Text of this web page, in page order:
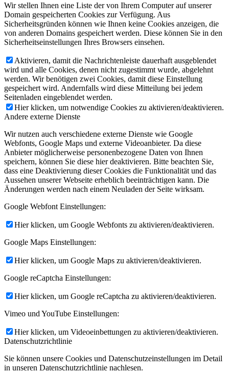
Wir stellen Ihnen eine Liste der von Ihrem Computer auf unserer
Domain gespeicherten Cookies zur Verfügung. Aus
Sicherheitsgründen können wie Ihnen keine Cookies anzeigen, die
von anderen Domains gespeichert werden. Diese können Sie in den
Sicherheitseinstellungen Ihres Browsers einsehen.
Aktivieren, damit die Nachrichtenleiste dauerhaft ausgeblendet
wird und alle Cookies, denen nicht zugestimmt wurde, abgelehnt
werden. Wir benötigen zwei Cookies, damit diese Einstellung
gespeichert wird. Andernfalls wird diese Mitteilung bei jedem
Seitenladen eingeblendet werden.
Hier klicken, um notwendige Cookies zu aktivieren/deaktivieren.
Andere externe Dienste
Wir nutzen auch verschiedene externe Dienste wie Google
Webfonts, Google Maps und externe Videoanbieter. Da diese
Anbieter möglicherweise personenbezogene Daten von Ihnen
speichern, können Sie diese hier deaktivieren. Bitte beachten Sie,
dass eine Deaktivierung dieser Cookies die Funktionalität und das
Aussehen unserer Webseite erheblich beeinträchtigen kann. Die
Änderungen werden nach einem Neuladen der Seite wirksam.
Google Webfont Einstellungen:
Hier klicken, um Google Webfonts zu aktivieren/deaktivieren.
Google Maps Einstellungen:
Hier klicken, um Google Maps zu aktivieren/deaktivieren.
Google reCaptcha Einstellungen:
Hier klicken, um Google reCaptcha zu aktivieren/deaktivieren.
Vimeo und YouTube Einstellungen:
Hier klicken, um Videoeinbettungen zu aktivieren/deaktivieren.
Datenschutzrichtlinie
Sie können unsere Cookies und Datenschutzeinstellungen im Detail
in unseren Datenschutzrichtlinie nachlesen.